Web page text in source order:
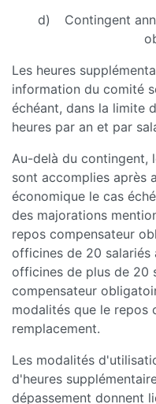
d) Contingent
Les heures
information du comité
échéant, dans la limite
heures par an et par
Au-delà du contingent,
sont accomplies après
économique le cas
des majorations
repos compensateur
officines de 20 salariés
officines de plus de 20
compensateur
modalités que le repos
remplacement.
Les modalités
d'heures
dépassement donnent